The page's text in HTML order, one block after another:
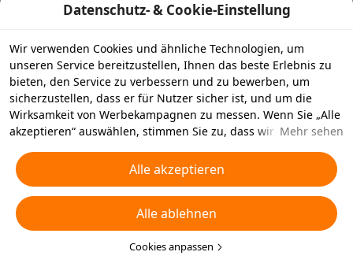
Datenschutz- & Cookie-Einstellung
Wir verwenden Cookies und ähnliche Technologien, um
unseren Service bereitzustellen, Ihnen das beste Erlebnis zu
bieten, den Service zu verbessern und zu bewerben, um
sicherzustellen, dass er für Nutzer sicher ist, und um die
Wirksamkeit von Werbekampagnen zu messen. Wenn Sie „Alle
akzeptieren“ auswählen, stimmen Sie zu, dass wir und die
ähnliche Technologien für Werbezwecke auf Ihrem Gerät
speichern. Alternativ können Sie auch über „Alle ablehnen“
nicht notwendige Cookies ablehnen oder auswählen, welche
Arten von Cookies Sie akzeptieren oder deaktivieren möchten,
indem Sie unten oder jederzeit in Ihren
Datenschutzeinstellungen auf „Cookies anpassen“ klicken.
Mehr sehen
Alle akzeptieren
Alle ablehnen
Cookies anpassen